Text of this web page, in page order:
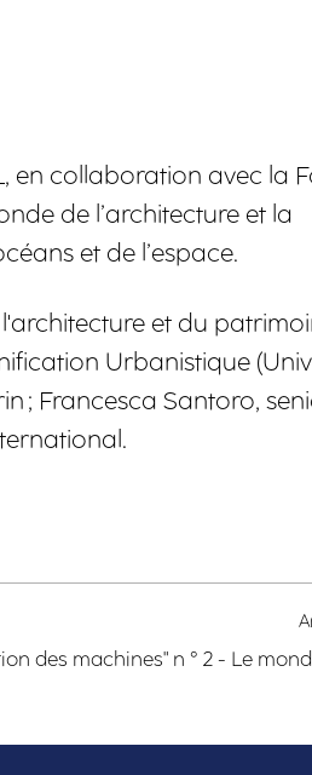
en collaboration avec la
de l’architecture et la
et de l’espace.
et du
Urbanistique
; Francesca Santoro,
des machines" n ° 2 - Le